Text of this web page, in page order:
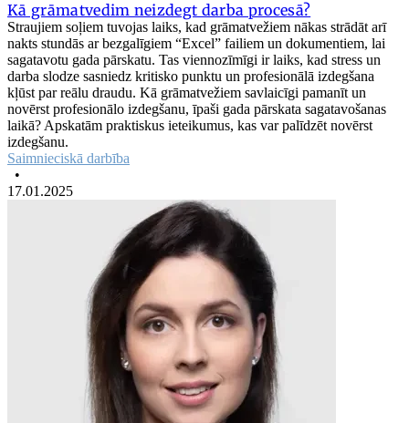
Kā grāmatvedim neizdegt darba procesā?
Straujiem soļiem tuvojas laiks, kad grāmatvežiem nākas strādāt arī
nakts stundās ar bezgalīgiem “Excel” failiem un dokumentiem, lai
sagatavotu gada pārskatu. Tas viennozīmīgi ir laiks, kad stress un
darba slodze sasniedz kritisko punktu un profesionālā izdegšana
kļūst par reālu draudu. Kā grāmatvežiem savlaicīgi pamanīt un
novērst profesionālo izdegšanu, īpaši gada pārskata sagatavošanas
laikā? Apskatām praktiskus ieteikumus, kas var palīdzēt novērst
izdegšanu.
Saimnieciskā darbība
•
17.01.2025